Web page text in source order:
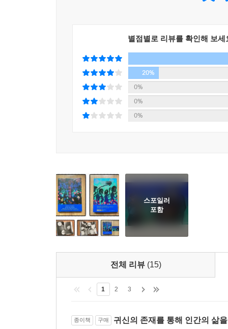
별점별로 리뷰를 확인해 보세
20%
0%
0%
0%
스포일러
포함
전체 리뷰 (15)
1 2 3
종이책 구매 귀신의 존재를 통해 인간의 삶